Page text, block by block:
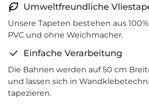
Umweltfreundliche
Unsere Tapeten bestehen aus
PVC und ohne Weichmacher.
Einfache Verarbeitung
Die Bahnen werden auf 50 cm
und lassen sich in
tapezieren.